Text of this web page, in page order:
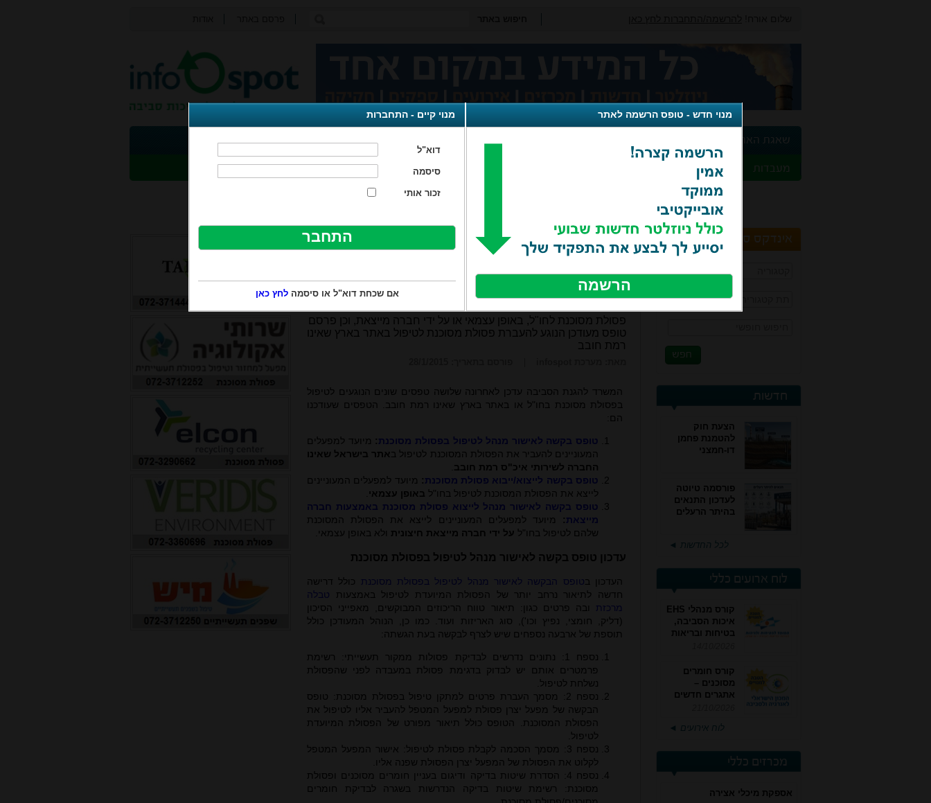
שאגת הארי פסולת מסוכנת פסולת אלקטרונית
מעבדות
חומרים מסוכנים ריח
אינדקס ספקים
חדשות
הצעת חוק
להטמנת פחמן
דו-חמצני
פורסמה טיוטה
לעדכון התנאים
בהיתר הרעלים
לכל החדשות ◄
לוח ארועים כללי
קורס מנהלי EHS
איכות הסביבה,
בטיחות ובריאות
קורס חומרים
מסוכנים –
אתגרים חדשים
מחזור 4
לוח אירועים ◄
מכרזים כללי
אספקת מיכלי אצירה
החמרה בנהלים לסילוק ויצוא פסולת חומרים מסוכנים
חומרים מסוכנים
המשרד להגנת הסביבה פרסם לאחרונה טפסים מעודכנים בדבר ייצוא
פסולת מסוכנת לחו"ל, באופן עצמאי או על ידי חברה מייצאת, וכן פרסם
טופס מעודכן הנוגע להעברת פסולת מסוכנת לטיפול באתר בארץ שאינו
רמת חובב
המשרד להגנת הסביבה עדכן לאחרונה שלושה טפסים שונים הנוגעים לטיפול
בפסולת מסוכנת בחו"ל או באתר בארץ שאינו רמת חובב. הטפסים שעודכנו
הם:
טופס בקשה לאישור מנהל לטיפול בפסולת מסוכנת: מיועד למפעלים
המעוניינים להעביר את הפסולת המסוכנת לטיפול באתר בישראל שאינו
החברה לשירותי איכ"ס רמת חובב
טופס בקשה לייצוא/ייבוא פסולת מסוכנת: מיועד למפעלים המעוניינים
לייצא את הפסולת המסוכנת לטיפול בחו"ל באופן עצמאי
טופס בקשה לאישור מנהל לייצוא פסולת מסוכנת באמצעות חברה
מייצאת:
מיועד למפעלים המעוניינים לייצא את הפסולת המסוכנת
שלהם לטיפול בחו"ל על ידי חברה מייצאת חיצונית ולא באופן עצמאי.
עדכון טופס בקשה לאישור מנהל לטיפול בפסולת מסוכנת
העדכון בטופס הבקשה לאישור מנהל לטיפול בפסולת מסוכנת כולל דרישה
חדשה לתיאור נרחב יותר של הפסולת המיועדת לטיפול באמצעות טבלה
מרכזת ובה פרטים כגון: תיאור טווח הריכוזים המבוקשים, מאפייני הסיכון
(דליק, חומצי, נפיץ וכו'), סוג האריזות ועוד. כמו כן, הנוהל המעודכן כולל
תוספת של ארבעה נספחים שיש לצרף לבקשה בעת הגשתה:
נספח 1: נתונים נדרשים לבדיקת פסולות ממקור תעשייתי: רשימת
פרמטרים אותם יש לבדוק בדגימת פסולת במעבדה לפני שהפסולת
נשלחת לטיפול.
נספח 2: מסמך העברת פרטים למתקן טיפול בפסולת מסוכנת: טופס
הבקשה של מפעל יצרן פסולת למפעל המטפל להעביר אליו לטיפול את
הפסולת המסוכנת. הטופס כולל תיאור מפורט של הפסולת המיועדת
לטיפול.
נספח 3: מסמך הסכמה לקבלת פסולת לטיפול: אישור המפעל המטפל
לקלוט את הפסולת של המפעל יצרן הפסולת שפנה אליו.
נספח 4: הסדרת שיטות בדיקה ודיגום בעניין חומרים מסוכנים ופסולת
מסוכנת: רשימת שיטות בדיקה הנדרשות בשגרה לבדיקת חומרים
מנוי קיים - התחברות
דוא"ל
סיסמה
זכור אותי
אם שכחת דוא"ל או סיסמהלחץ כאן
מנוי חדש - טופס הרשמה לאתר
הרשמה